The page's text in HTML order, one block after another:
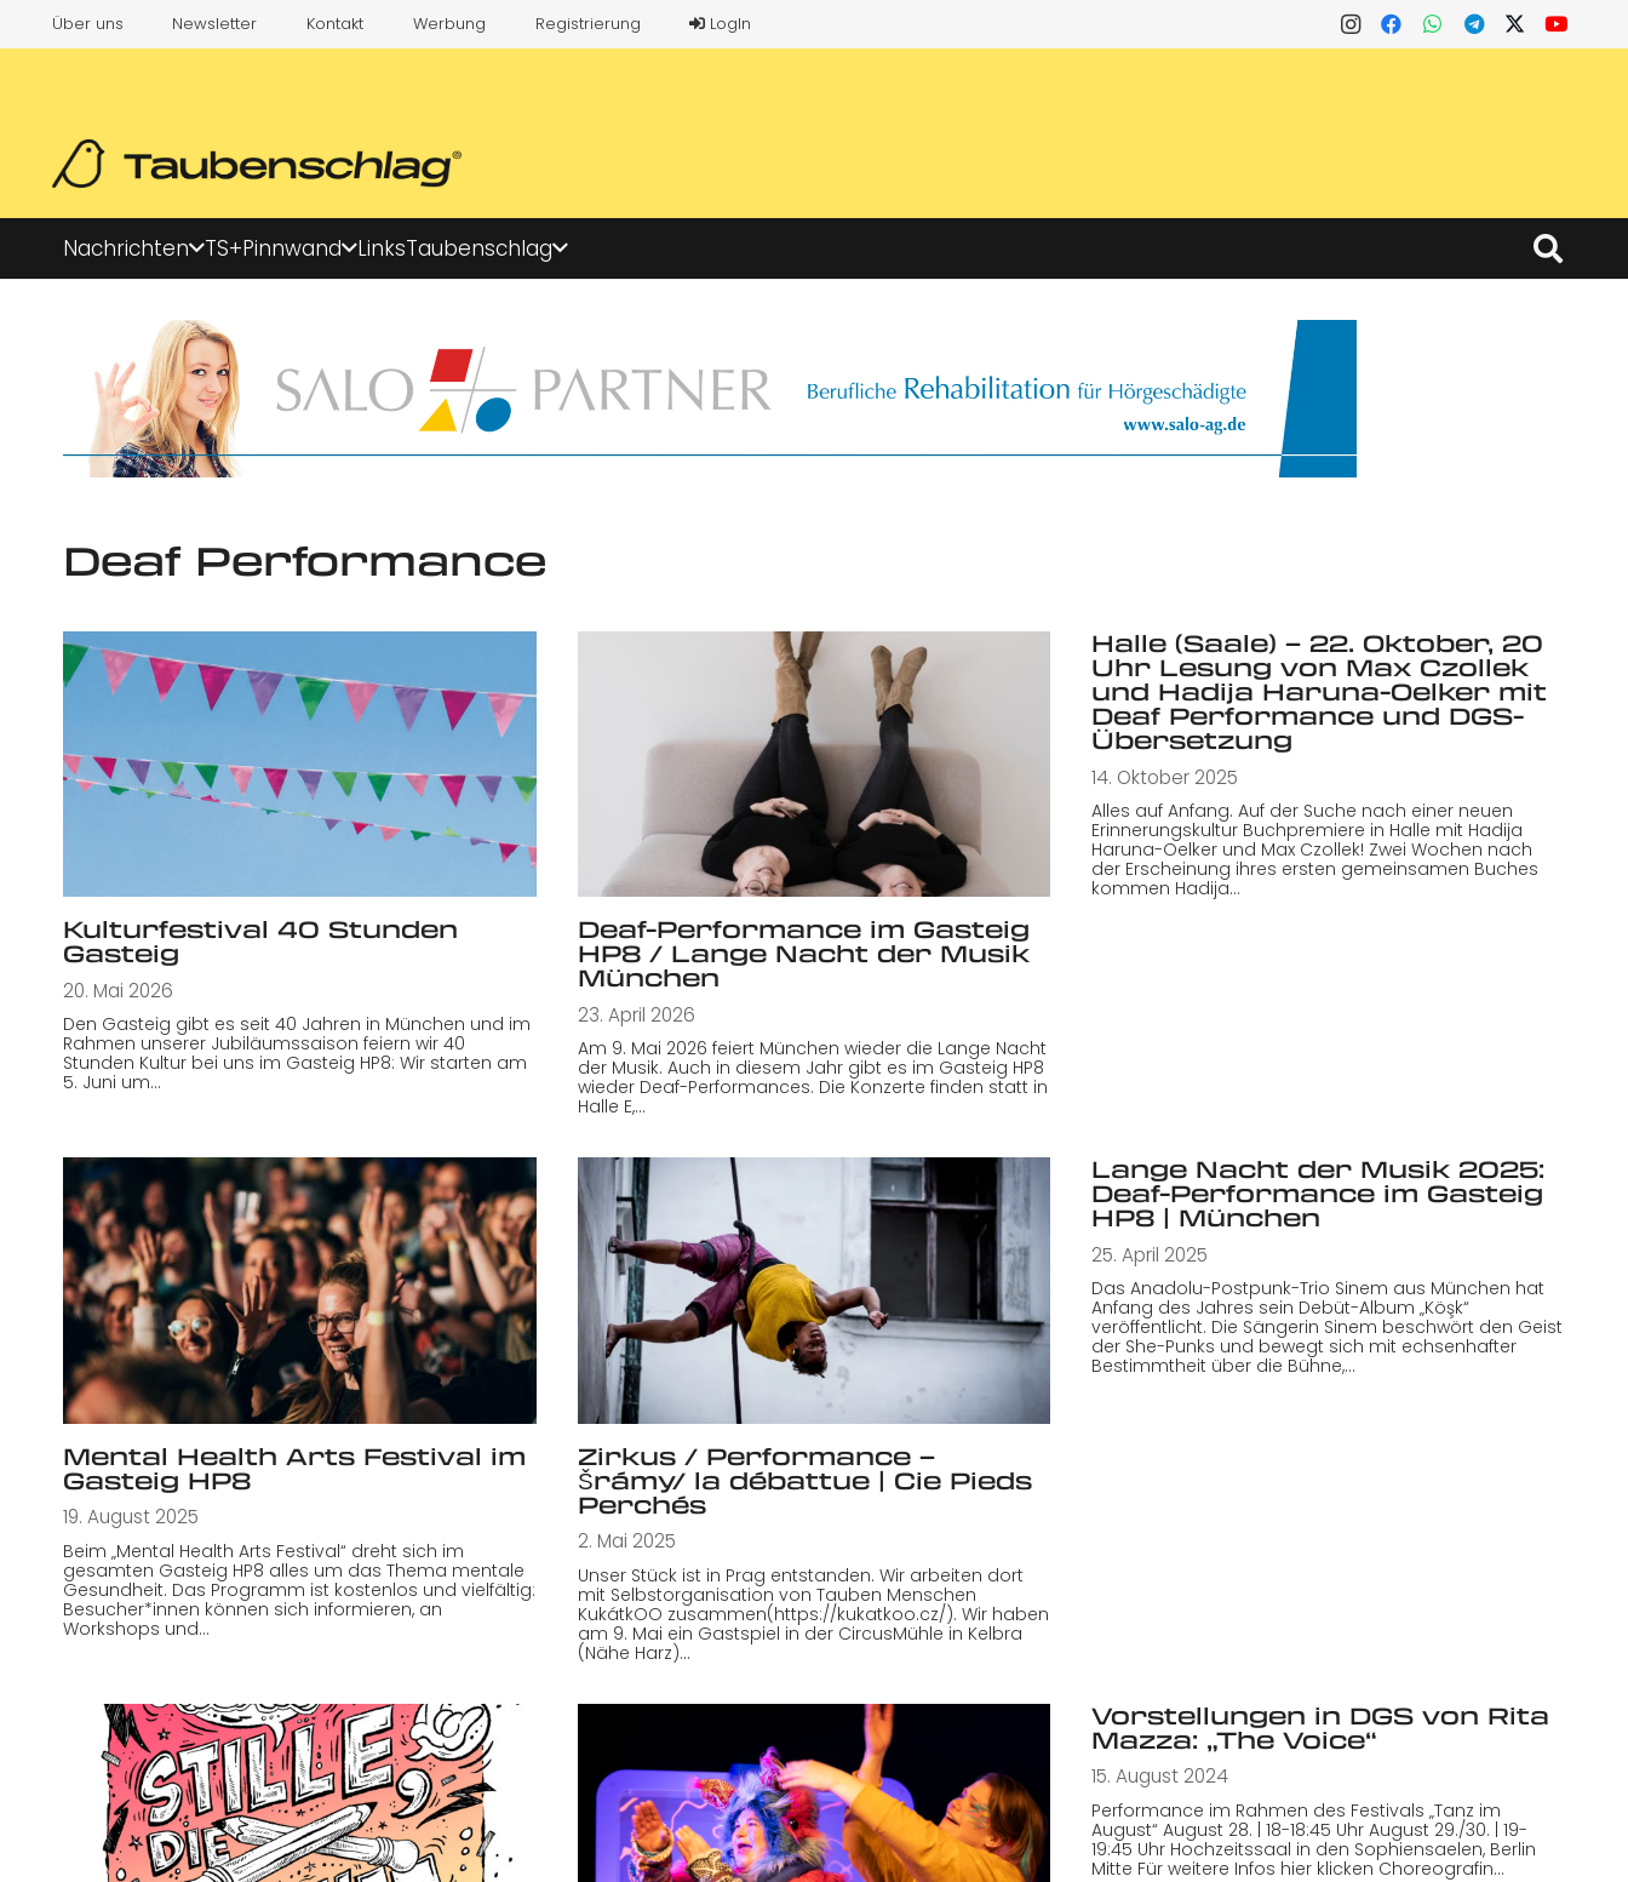
Über uns Newsletter Kontakt Werbung Registrierung LogIn
Nachrichten TS+Pinnwand LinksTaubenschlag
Deaf Performance
Kulturfestival 40 Stunden
Gasteig
20. Mai 2026
Den Gasteig gibt es seit 40 Jahren in München und im
Rahmen unserer Jubiläumssaison feiern wir 40
Stunden Kultur bei uns im Gasteig HP8: Wir starten am
5. Juni um…
Deaf-Performance im Gasteig
HP8 / Lange Nacht der Musik
München
23. April 2026
Am 9. Mai 2026 feiert München wieder die Lange Nacht
der Musik. Auch in diesem Jahr gibt es im Gasteig HP8
wieder Deaf-Performances. Die Konzerte finden statt in
Halle E,…
Halle (Saale) – 22. Oktober, 20
Uhr Lesung von Max Czollek
und Hadija Haruna-Oelker mit
Deaf Performance und DGS-
Übersetzung
14. Oktober 2025
Alles auf Anfang. Auf der Suche nach einer neuen
Erinnerungskultur Buchpremiere in Halle mit Hadija
Haruna-Oelker und Max Czollek! Zwei Wochen nach
der Erscheinung ihres ersten gemeinsamen Buches
kommen Hadija…
Mental Health Arts Festival im
Gasteig HP8
19. August 2025
Beim „Mental Health Arts Festival“ dreht sich im
gesamten Gasteig HP8 alles um das Thema mentale
Gesundheit. Das Programm ist kostenlos und vielfältig:
Besucher*innen können sich informieren, an
Workshops und…
Zirkus / Performance –
Šrámy/ la débattue | Cie Pieds
Perchés
2. Mai 2025
Unser Stück ist in Prag entstanden. Wir arbeiten dort
mit Selbstorganisation von Tauben Menschen
KukátkOO zusammen(https://kukatkoo.cz/). Wir haben
am 9. Mai ein Gastspiel in der CircusMühle in Kelbra
(Nähe Harz)…
Lange Nacht der Musik 2025:
Deaf-Performance im Gasteig
HP8 | München
25. April 2025
Das Anadolu-Postpunk-Trio Sinem aus München hat
Anfang des Jahres sein Debüt-Album „Köşk“
veröffentlicht. Die Sängerin Sinem beschwört den Geist
der She-Punks und bewegt sich mit echsenhafter
Bestimmtheit über die Bühne,…
Vorstellungen in DGS von Rita
Mazza: „The Voice“
15. August 2024
Performance im Rahmen des Festivals „Tanz im
August“ August 28. | 18-18:45 Uhr August 29./30. | 19-
19:45 Uhr Hochzeitssaal in den Sophiensaelen, Berlin
Mitte Für weitere Infos hier klicken Choreografin…